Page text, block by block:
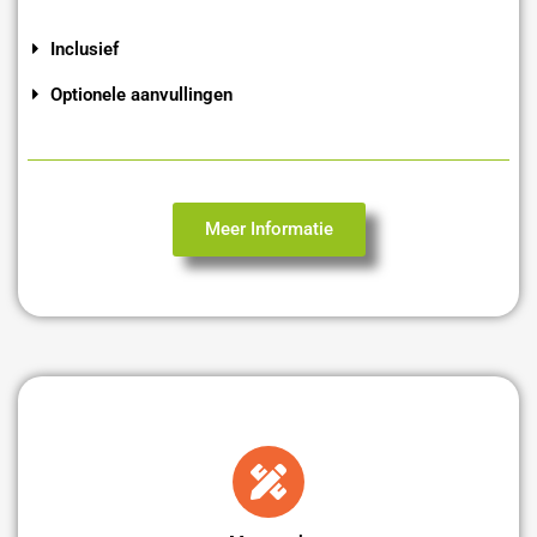
Inclusief
Optionele aanvullingen
Meer Informatie